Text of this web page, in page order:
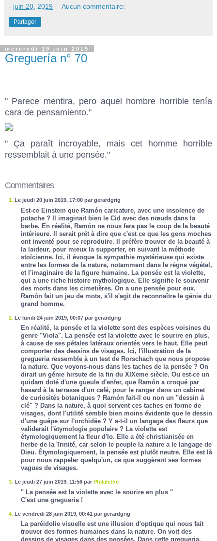
- juin 20, 2019 Aucun commentaire:
Partager
mercredi 19 juin 2019
Greguería n° 70
" Parece mentira, pero aquel hombre horrible tenía
cara de pensamiento."
" Ça paraît incroyable, mais cet homme horrible
ressemblait à une pensée."
Commentaires
1. Le jeudi 20 juin 2019, 17:00 par gerardgrig
Est-ce Einstein que Ramón caricature, avec une insolence de
potache ? Il imaginait bien le Cid avec des nœuds dans la
barbe. En réalité, Ramón ne nous fera pas le coup de la beauté
intérieure. Il serait prêt à dire que c'est ce que les gens moches
ont inventé pour se reproduire. Il préfère trouver de la beauté à
la laideur, pour mieux la supporter, en suivant la méthode
stoïcienne. Ici, il évoque la sympathie mystérieuse qui existe
entre les formes de la nature, notamment dans le règne végétal,
et l'imaginaire de la figure humaine. La pensée est la violette,
qui a une riche histoire mythologique. Elle signifie le souvenir
des morts dans les cimetières. On a une pensée pour eux.
Ramón fait un jeu de mots, s'il s'agit de reconnaître le génie du
grand homme.
2. Le lundi 24 juin 2019, 00:07 par gerardgrig
En réalité, la pensée et la violette sont des espèces voisines du
genre "Viola". La pensée est la violette avec le sourire en plus,
à cause de ses pétales latéraux orientés vers le haut. Elle peut
comporter des dessins de visages. Ici, l'illustration de la
gregueria ressemble à un test de Rorschach que nous propose
la nature. Que voyons-nous dans les taches de la pensée ? On
dirait un génie hirsute de la fin du XIXeme siècle. Ou est-ce un
quidam doté d'une gueule d'enfer, que Ramón a croqué par
hasard à la terrasse d'un café, pour le ranger dans un cabinet
de curiosités botaniques ? Ramón fait-il ou non un "dessin à
clé" ? Dans la nature, à quoi servent ces taches en forme de
visages, dont l'utilité semble bien moins évidente que le dessin
d'une guêpe sur l'orchidée ? Y a-t-il un langage des fleurs que
validerait l'étymologie populaire ? La violette est
étymologiquement la fleur d'Io. Elle a été christianisée en
herbe de la Trinité, car selon le peuple la nature a le langage de
Dieu. Étymologiquement, la pensée est plutôt neutre. Elle est là
pour nous rappeler quelqu'un, ce que suggèrent ses formes
vagues de visages.
3. Le jeudi 27 juin 2019, 11:56 par Philalethe
" La pensée est la violette avec le sourire en plus "
C'est une greguería !
4. Le vendredi 28 juin 2019, 00:41 par gerardgrig
La paréidolie visuelle est une illusion d'optique qui nous fait
trouver des formes humaines dans la nature. On voit des
dessins de visages dans des pensées. Dans cette gregueria,